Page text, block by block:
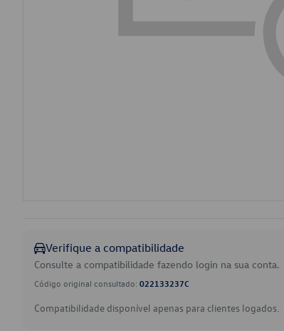
Verifique a compatibilidade
Consulte a compatibilidade fazendo login na sua conta.
Código original consultado: 022133237C
Compatibilidade disponível apenas para clientes logados.